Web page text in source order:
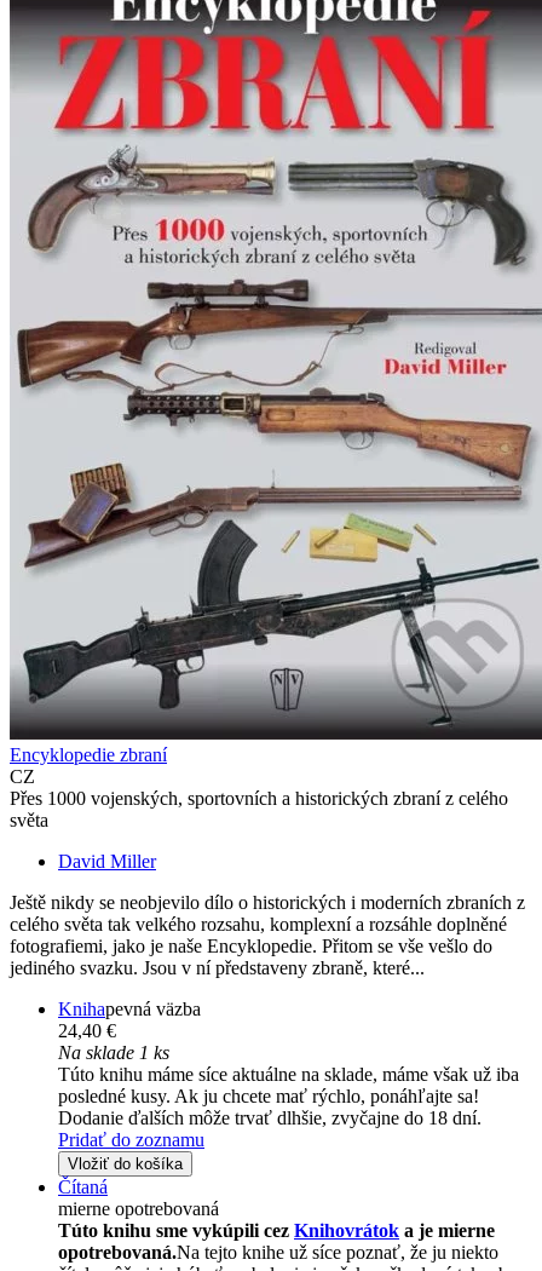
Encyklopedie zbraní
CZ
Přes 1000 vojenských, sportovních a historických zbraní z celého
světa
David Miller
Ještě nikdy se neobjevilo dílo o historických i moderních zbraních z
celého světa tak velkého rozsahu, komplexní a rozsáhle doplněné
fotografiemi, jako je naše Encyklopedie. Přitom se vše vešlo do
jediného svazku. Jsou v ní představeny zbraně, které...
Knihapevná väzba
24,40 €
Na sklade 1 ks
Túto knihu máme síce aktuálne na sklade, máme však už iba
posledné kusy. Ak ju chcete mať rýchlo, ponáhľajte sa!
Dodanie ďalších môže trvať dlhšie, zvyčajne do 18 dní.
Pridať do zoznamu
Vložiť do košíka
Čítaná
mierne opotrebovaná
Túto knihu sme vykúpili cez Knihovrátok a je mierne
opotrebovaná.Na tejto knihe už síce poznať, že ju niekto